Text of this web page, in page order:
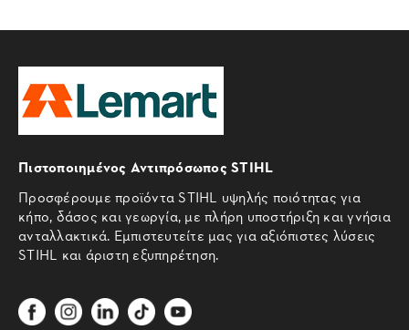
Πιστοποιημένος Αντιπρόσωπος STIHL
Προσφέρουμε προϊόντα STIHL υψηλής ποιότητας για
κήπο, δάσος και γεωργία, με πλήρη υποστήριξη και γνήσια
ανταλλακτικά. Εμπιστευτείτε μας για αξιόπιστες λύσεις
STIHL και άριστη εξυπηρέτηση.